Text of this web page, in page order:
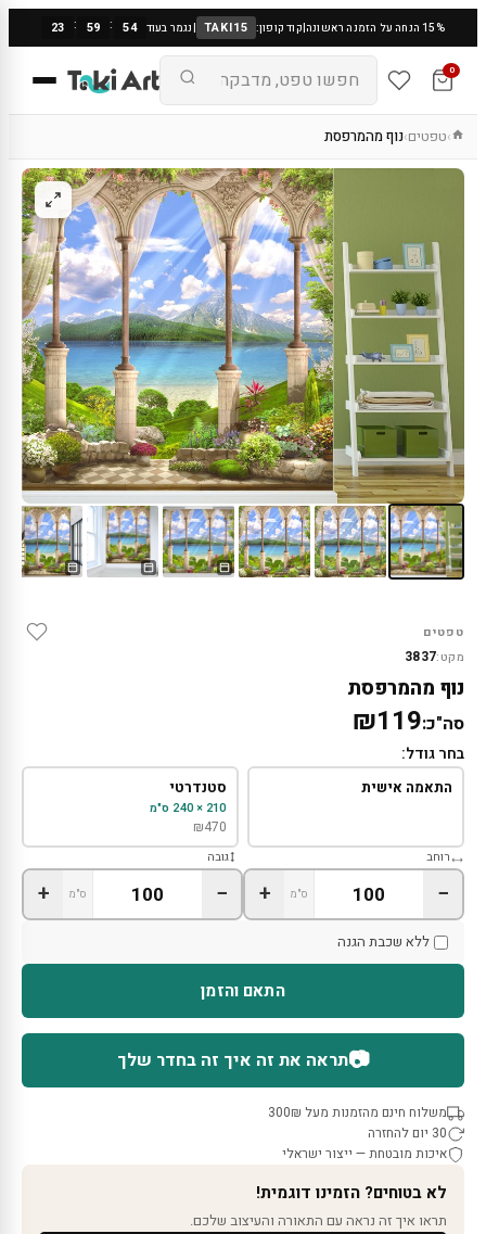
15% הנחה על הזמנה ראשונה |קוד קופון: TAKI15
|נגמר בעוד 23 : 59 : 53
0
›טפטים›נוף מהמרפסת
טפטים
מקט:3837
נוף מהמרפסת
סה"כ:₪119
בחר גודל:
התאמה אישית סטנדרטי
210 × 240 ס"מ
₪470
רוחב
− ס"מ +
גובה
− ס"מ +
ללא שכבת הגנה
התאם והזמן
📷תראה את זה איך זה בחדר שלך
משלוח חינם מהזמנות מעל 300₪
30 יום להחזרה
איכות מובטחת — ייצור ישראלי
לא בטוחים? הזמינו דוגמית!
תראו איך זה נראה עם התאורה והעיצוב שלכם.